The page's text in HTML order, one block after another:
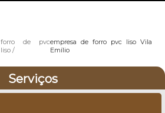
forro de pvc
liso
empresa de forro pvc liso Vila
Emílio
Serviços